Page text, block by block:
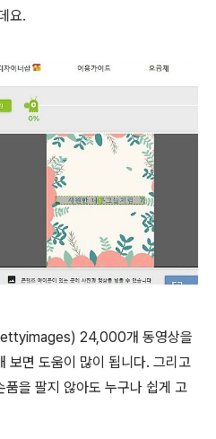
요.
24,000개 동영상을
보면 도움이 많이 됩니다. 그리고
을 팔지 않아도 누구나 쉽게 고